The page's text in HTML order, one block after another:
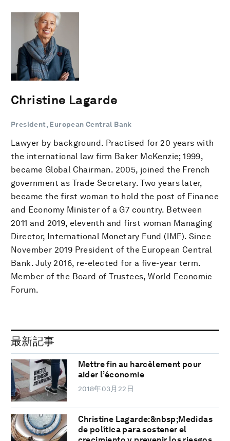
Christine Lagarde
President, European Central Bank
Lawyer by background. Practised for 20 years with
the international law firm Baker McKenzie; 1999,
became Global Chairman. 2005, joined the French
government as Trade Secretary. Two years later,
became the first woman to hold the post of Finance
and Economy Minister of a G7 country. Between
2011 and 2019, eleventh and first woman Managing
Director, International Monetary Fund (IMF). Since
November 2019 President of the European Central
Bank. July 2016, re-elected for a five-year term.
Member of the Board of Trustees, World Economic
Forum.
最新記事
Mettre fin au harcèlement pour
aider l’économie
2018年03月22日
Christine Lagarde:&nbsp;Medidas
de política para sostener el